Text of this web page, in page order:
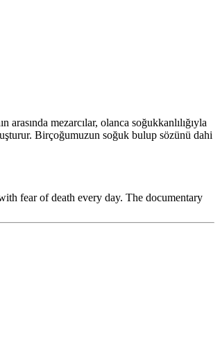
mezarcılar, olanca soğukkanlılığıyla
Birçoğumuzun soğuk bulup sözünü dahi
fear of death every day. The documentary